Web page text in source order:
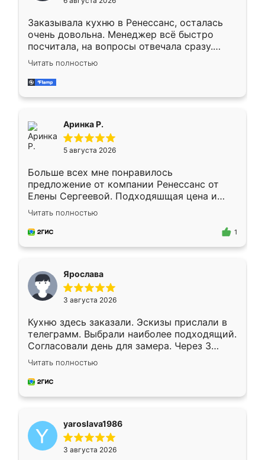
мебели буду заказывать только здесь.
Заказывала кухню в Ренессанс, осталась
очень довольна. Менеджер всё быстро
посчитала, на вопросы отвечала сразу.
Замерщик приехал в субботу, подошёл к
делу со всей ответственностью. Собрали
за день, ребята работали аккуратно, даже
Читать полностью
Аринка Р.
5 августа 2026
Больше всех мне понравилось
предложение от компании Ренессанс от
Елены Сергеевой. Подходяшщая цена и
короткие сроки изготовления. Приехавший
для замера сотрудник Владислав
предложил по моему эскизу самый
Читать полностью
1
Ярослава
3 августа 2026
Кухню здесь заказали. Эскизы прислали в
телеграмм. Выбрали наиболее подходящий.
Согласовали день для замера. Через 3
недели кухня была уже готова. Остались
довольны работой. Спасибо Ренессанс
мебель за качественную работу!
Читать полностью
yaroslava1986
3 августа 2026